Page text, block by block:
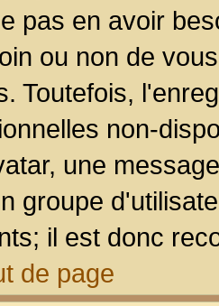
pas en avoir
ou non de
Toutefois,
non-
une
groupe
il est donc
de page